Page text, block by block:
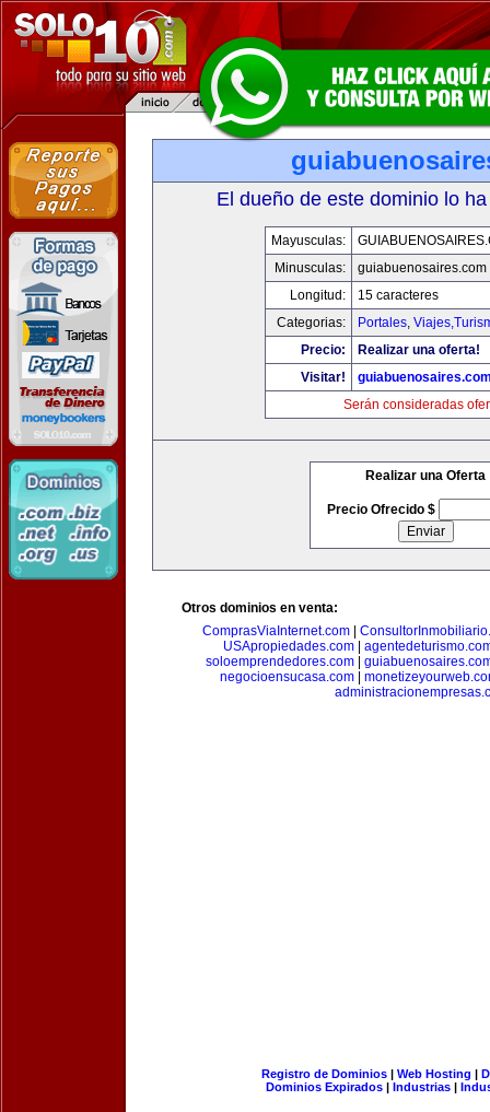
El dueño de este dominio lo
Mayusculas:
Minusculas:
guiabuenosaires.com
Longitud:
15 caracteres
Categorias:
Portales,
Precio:
Realizar una oferta!
Visitar!
Serán consideradas
Realizar una Oferta
Precio Ofrecido $
Otros dominios en venta:
ComprasViaInternet.com
USApropiedades.com|
soloemprendedores.com|
negocioensucasa.com
Registro de Dominios| Web Hosting |
Dominios Expirados | Industrias |